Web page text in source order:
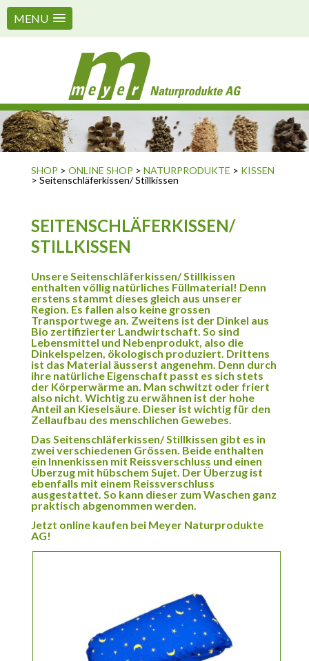
MENU
SHOP > ONLINE SHOP > NATURPRODUKTE > KISSEN
> Seitenschläferkissen/ Stillkissen
SEITENSCHLÄFERKISSEN/
STILLKISSEN
Unsere Seitenschläferkissen/ Stillkissen
enthalten völlig natürliches Füllmaterial! Denn
erstens stammt dieses gleich aus unserer
Region. Es fallen also keine grossen
Transportwege an. Zweitens ist der Dinkel aus
Bio zertifizierter Landwirtschaft. So sind
Lebensmittel und Nebenprodukt, also die
Dinkelspelzen, ökologisch produziert. Drittens
ist das Material äusserst angenehm. Denn durch
ihre natürliche Eigenschaft passt es sich stets
der Körperwärme an. Man schwitzt oder friert
also nicht. Wichtig zu erwähnen ist der hohe
Anteil an Kieselsäure. Dieser ist wichtig für den
Zellaufbau des menschlichen Gewebes.
Das Seitenschläferkissen/ Stillkissen gibt es in
zwei verschiedenen Grössen. Beide enthalten
ein Innenkissen mit Reissverschluss und einen
Überzug mit hübschem Sujet. Der Überzug ist
ebenfalls mit einem Reissverschluss
ausgestattet. So kann dieser zum Waschen ganz
praktisch abgenommen werden.
Jetzt online kaufen bei Meyer Naturprodukte
AG!